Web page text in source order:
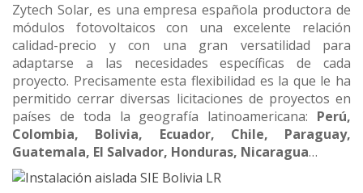
Zytech Solar, es una empresa española productora de
módulos fotovoltaicos con una excelente relación
calidad-precio y con una gran versatilidad para
adaptarse a las necesidades específicas de cada
proyecto. Precisamente esta flexibilidad es la que le ha
permitido cerrar diversas licitaciones de proyectos en
países de toda la geografía latinoamericana: Perú,
Colombia, Bolivia, Ecuador, Chile, Paraguay,
Guatemala, El Salvador, Honduras, Nicaragua…